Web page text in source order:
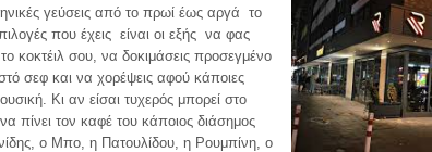
γεύσεις από το πρωί έως αργά το
που έχεις είναι οι εξής να φας
κοκτέιλ σου, να δοκιμάσεις προσεγμένο
σεφ και να χορέψεις αφού κάποιες
Kι αν είσαι τυχερός μπορεί στο
πίνει τον καφέ του κάποιος διάσημος
ο Μπο, η Πατουλίδου, η Ρουμπίνη, ο